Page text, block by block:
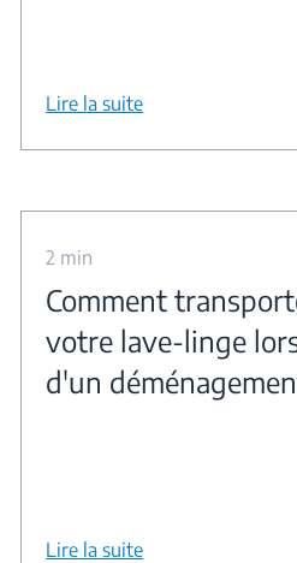
Lire la suite
2 min
Comment
votre lave-linge
d'un
Lire la suite